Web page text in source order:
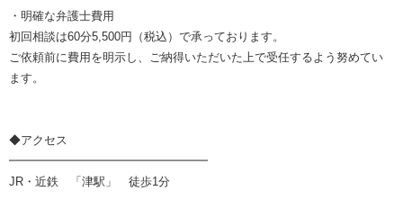
・明確な弁護士費用
初回相談は60分5,500円（税込）で承っております。
ご依頼前に費用を明示し、ご納得いただいた上で受任するよう努めてい
ます。
◆アクセス
━━━━━━━━━━━━━━━━━
JR・近鉄 「津駅」 徒歩1分